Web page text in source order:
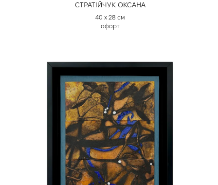
СТРАТІЙЧУК ОКСАНА
40 х 28 см
офорт